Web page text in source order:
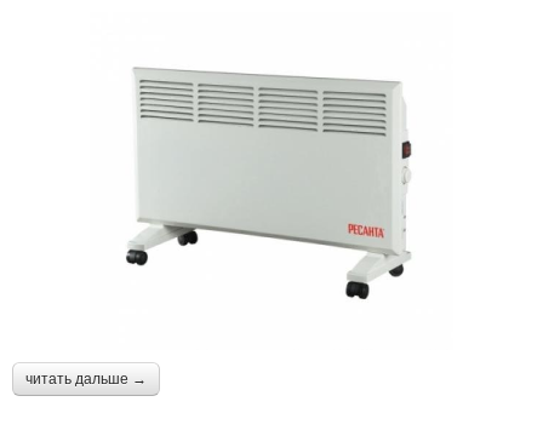
читать дальше →